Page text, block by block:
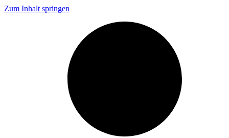
Zum Inhalt springen